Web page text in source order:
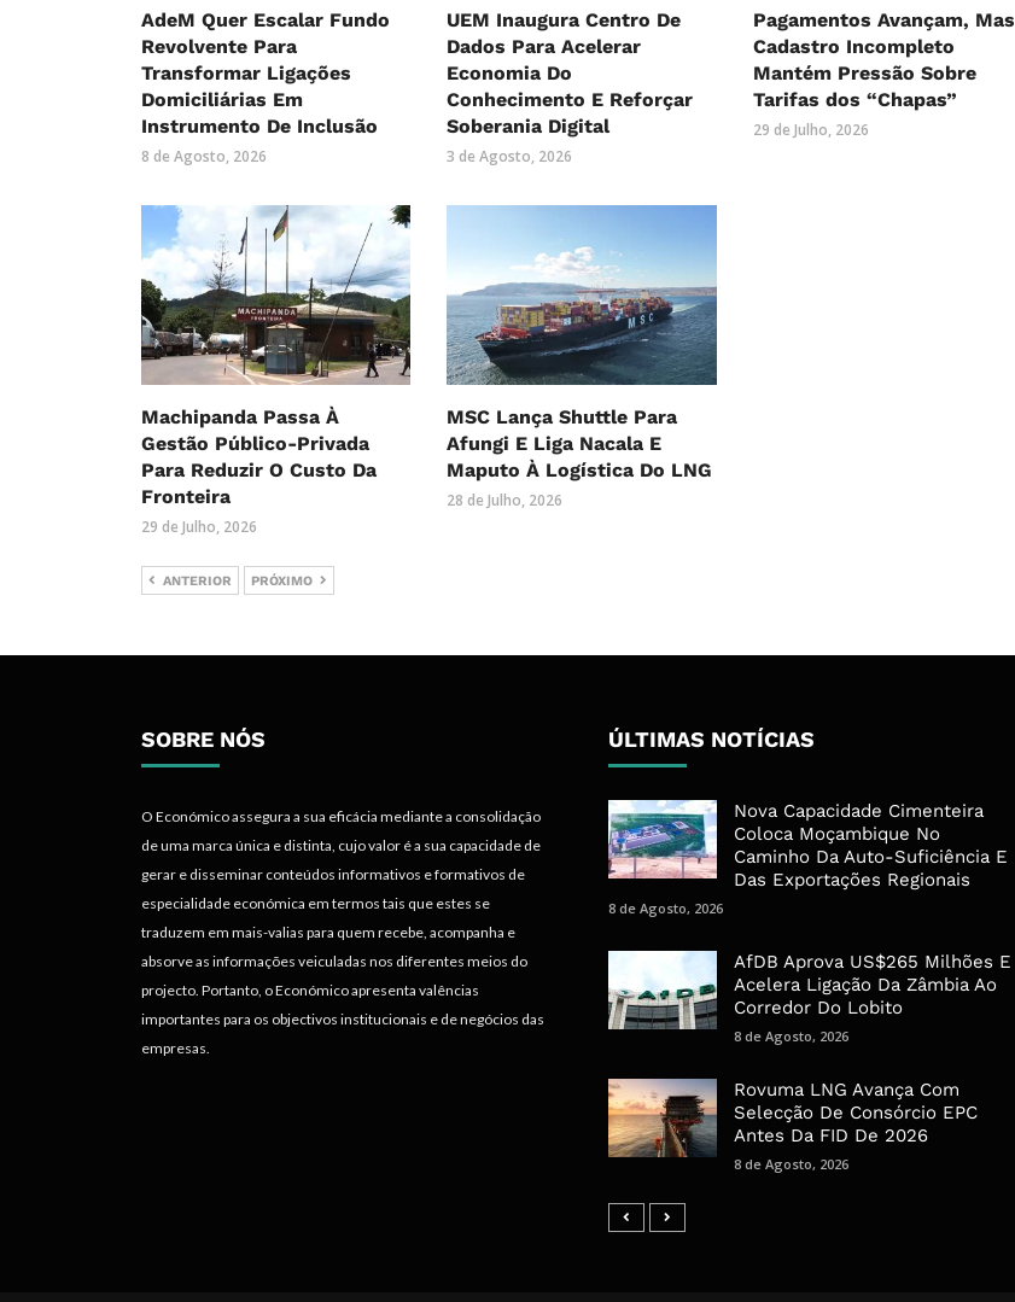
AdeM Quer Escalar Fundo
Revolvente Para
Transformar Ligações
Domiciliárias Em
Instrumento De Inclusão
8 de Agosto, 2026
UEM Inaugura Centro De
Dados Para Acelerar
Economia Do
Conhecimento E Reforçar
Soberania Digital
3 de Agosto, 2026
Pagamentos Avançam, Mas
Cadastro Incompleto
Mantém Pressão Sobre
Tarifas dos “Chapas”
29 de Julho, 2026
Machipanda Passa À
Gestão Público-Privada
Para Reduzir O Custo Da
Fronteira
29 de Julho, 2026
MSC Lança Shuttle Para
Afungi E Liga Nacala E
Maputo À Logística Do LNG
28 de Julho, 2026
ANTERIOR PRÓXIMO
SOBRE NÓS
O Económico assegura a sua eficácia mediante a consolidação
de uma marca única e distinta, cujo valor é a sua capacidade de
gerar e disseminar conteúdos informativos e formativos de
especialidade económica em termos tais que estes se
traduzem em mais-valias para quem recebe, acompanha e
absorve as informações veiculadas nos diferentes meios do
projecto. Portanto, o Económico apresenta valências
importantes para os objectivos institucionais e de negócios das
empresas.
ÚLTIMAS NOTÍCIAS
Nova Capacidade Cimenteira
Coloca Moçambique No
Caminho Da Auto-Suficiência E
Das Exportações Regionais
8 de Agosto, 2026
AfDB Aprova US$265 Milhões E
Acelera Ligação Da Zâmbia Ao
Corredor Do Lobito
8 de Agosto, 2026
Rovuma LNG Avança Com
Selecção De Consórcio EPC
Antes Da FID De 2026
8 de Agosto, 2026